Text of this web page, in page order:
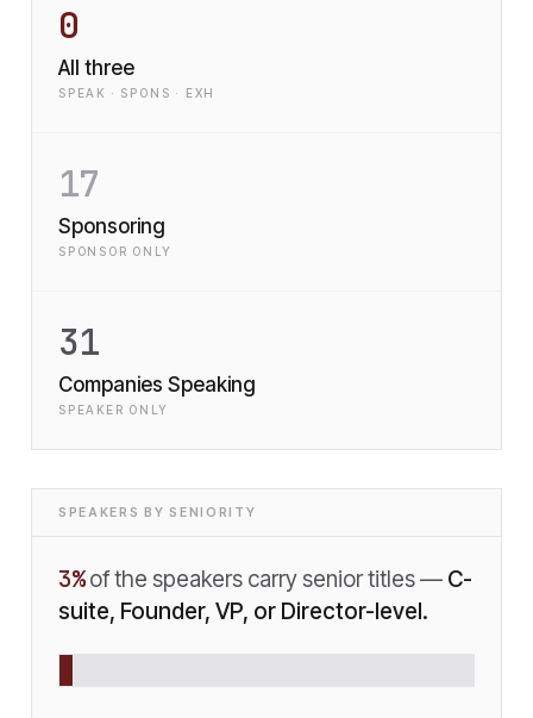
0
All three
SPEAK · SPONS · EXH
17
Sponsoring
SPONSOR ONLY
31
Companies Speaking
SPEAKER ONLY
SPEAKERS BY SENIORITY
3% of the speakers carry senior titles — C-
suite, Founder, VP, or Director-level.